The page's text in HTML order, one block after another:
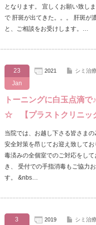
となります。 宜しくお願い致し
で 肝斑が出てきた。。。 肝斑が
と、ご相談をお受けします。…
23
Jan
2021 シミ治
トーニングに白玉点滴
☆ 【プラストクリニッ
当院では、お越し下さる皆さま
安全対策を昂じてお迎え致して
毒済みの全個室でのご対応をし
き、 受付での手指消毒もご協力
す。 &nbs…
3
2019 シミ治